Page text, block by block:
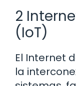
2
(IoT)
El Internet
la